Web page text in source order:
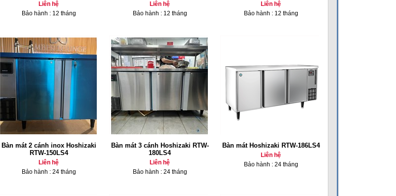
Liên hệ
Bảo hành : 12 tháng
Liên hệ
Bảo hành : 12 tháng
Liên hệ
Bảo hành : 12 tháng
Bàn mát 2 cánh inox Hoshizaki
RTW-150LS4
Liên hệ
Bảo hành : 24 tháng
Bàn mát 3 cánh Hoshizaki RTW-
180LS4
Liên hệ
Bảo hành : 24 tháng
Bàn mát Hoshizaki RTW-186LS4
Liên hệ
Bảo hành : 24 tháng